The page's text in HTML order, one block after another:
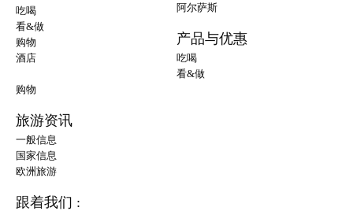
吃喝
看&做
购物
酒店
阿尔萨斯
产品与优惠
吃喝
看&做
购物
旅游资讯
一般信息
国家信息
欧洲旅游
跟着我们 :